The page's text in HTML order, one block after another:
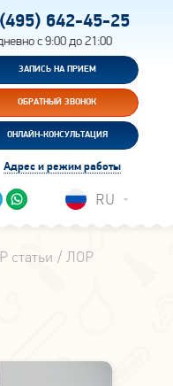
642-45-25
с 9:00 до 21:00
ЗАПИСЬ НА ПРИЕМ
ОБРАТНЫЙ ЗВОНОК
ОНЛАЙН-КОНСУЛЬТАЦИЯ
Адрес и режим работы
RU
статьи
ЛОР